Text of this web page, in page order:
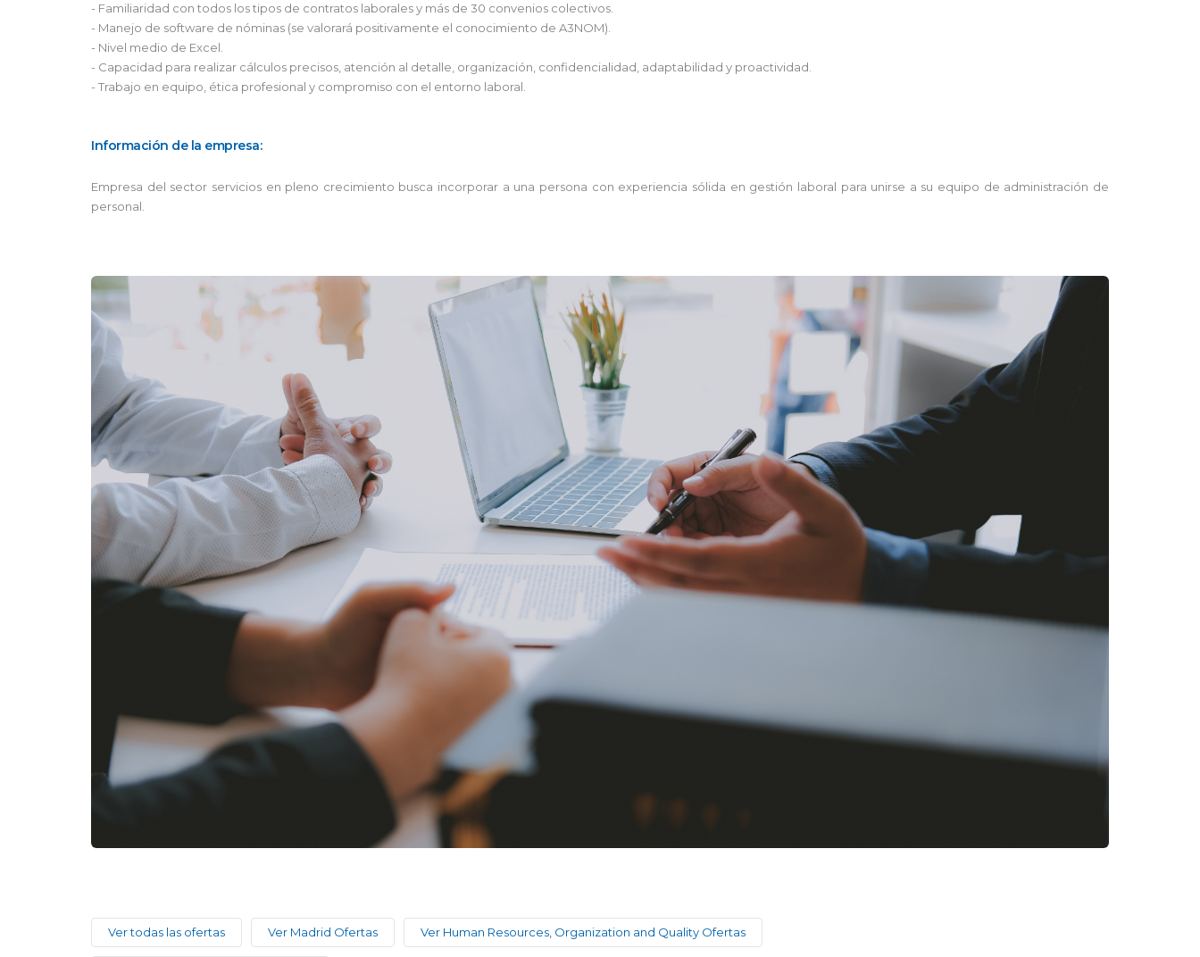
- Familiaridad con todos los tipos de contratos laborales y más de 30 convenios colectivos.
- Manejo de software de nóminas (se valorará positivamente el conocimiento de A3NOM).
- Nivel medio de Excel.
- Capacidad para realizar cálculos precisos, atención al detalle, organización, confidencialidad, adaptabilidad y proactividad.
- Trabajo en equipo, ética profesional y compromiso con el entorno laboral.
Información de la empresa:
Empresa del sector servicios en pleno crecimiento busca incorporar a una persona con experiencia sólida en gestión laboral para unirse a su equipo de administración de
personal.
Ver todas las ofertas Ver Madrid Ofertas Ver Human Resources, Organization and Quality Ofertas